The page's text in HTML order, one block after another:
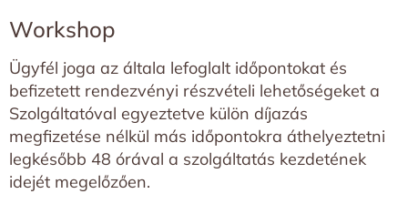
Workshop
Ügyfél joga az általa lefoglalt időpontokat és
befizetett rendezvényi részvételi lehetőségeket a
Szolgáltatóval egyeztetve külön díjazás
megfizetése nélkül más időpontokra áthelyeztetni
legkésőbb 48 órával a szolgáltatás kezdetének
idejét megelőzően.